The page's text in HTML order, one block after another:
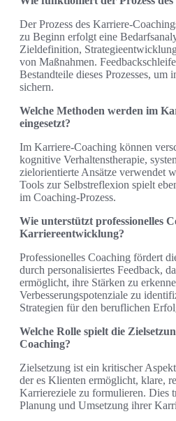
Der Prozess des Karriere-
zu Beginn erfolgt eine
Zieldefinition,
von Maßnahmen.
Bestandteile dieses Prozesses,
sichern.
Welche Methoden werden im
eingesetzt?
Im Karriere-Coaching können
kognitive Verhaltenstherapie,
zielorientierte Ansätze verwendet
Tools zur Selbstreflexion spielt
im Coaching-Prozess.
Wie unterstützt professionelles
Karriereentwicklung?
Professionelles Coaching fördert
durch personalisiertes Feedback,
ermöglicht, ihre Stärken zu
Verbesserungspotenziale zu
Strategien für den beruflichen
Welche Rolle spielt die
Coaching?
Zielsetzung ist ein kritischer
der es Klienten ermöglicht, klare,
Karriereziele zu formulieren. Dies
Planung und Umsetzung ihrer